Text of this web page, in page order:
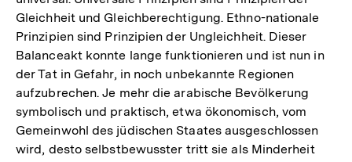
Gleichheit und Gleichberechtigung. Ethno-nationale
Prinzipien sind Prinzipien der Ungleichheit. Dieser
Balanceakt konnte lange funktionieren und ist nun in
der Tat in Gefahr, in noch unbekannte Regionen
aufzubrechen. Je mehr die arabische Bevölkerung
symbolisch und praktisch, etwa ökonomisch, vom
Gemeinwohl des jüdischen Staates ausgeschlossen
wird, desto selbstbewusster tritt sie als Minderheit